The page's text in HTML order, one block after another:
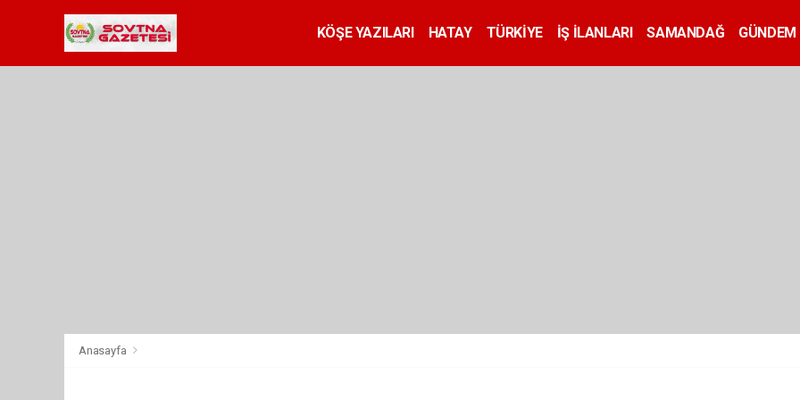
KÖŞE YAZILARI HATAY TÜRKİYE İŞ İLANLARI SAMANDAĞ GÜNDEM
Anasayfa